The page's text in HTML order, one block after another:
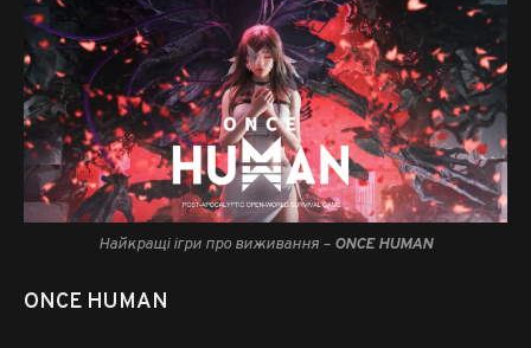
Найкращі ігри про виживання – ONCE HUMAN
ONCE HUMAN